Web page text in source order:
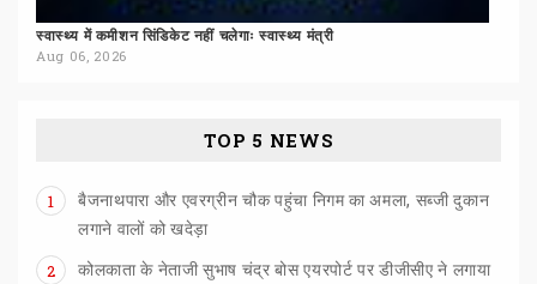
स्वास्थ्य में कमीशन सिंडिकेट नहीं चलेगाः स्वास्थ्य मंत्री
Aug 06, 2026
TOP 5 NEWS
1
बैजनाथपारा और एवरग्रीन चौक पहुंचा निगम का अमला, सब्जी दुकान
लगाने वालों को खदेड़ा
2
कोलकाता के नेताजी सुभाष चंद्र बोस एयरपोर्ट पर डीजीसीए ने लगाया